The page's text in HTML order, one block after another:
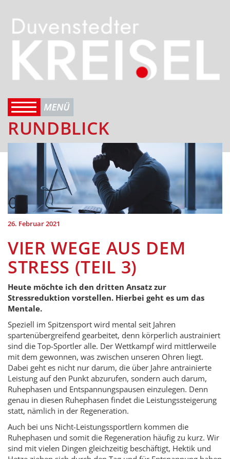
RUNDBLICK
26. Februar 2021
VIER WEGE AUS DEM
STRESS (TEIL 3)
Heute möchte ich den dritten Ansatz zur
Stressreduktion vorstellen. Hierbei geht es um das
Mentale.
Speziell im Spitzensport wird mental seit Jahren
spartenübergreifend gearbeitet, denn körperlich austrainiert
sind die Top-Sportler alle. Der Wettkampf wird mittlerweile
mit dem gewonnen, was zwischen unseren Ohren liegt.
Dabei geht es nicht nur darum, die über Jahre antrainierte
Leistung auf den Punkt abzurufen, sondern auch darum,
Ruhephasen und Entspannungspausen einzulegen. Denn
genau in diesen Ruhephasen findet die Leistungssteigerung
statt, nämlich in der Regeneration.
Auch bei uns Nicht-Leistungssportlern kommen die
Ruhephasen und somit die Regeneration häufig zu kurz. Wir
sind mit vielen Dingen gleichzeitig beschäftigt, Hektik und